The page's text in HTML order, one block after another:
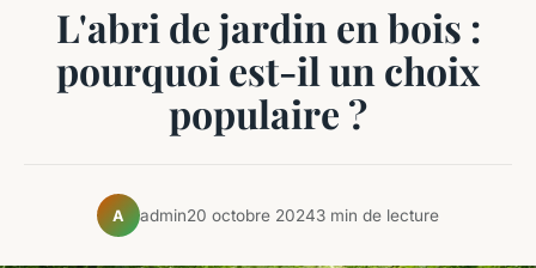
L'abri de jardin en bois :
pourquoi est-il un choix
populaire ?
A admin20 octobre 20243 min de lecture